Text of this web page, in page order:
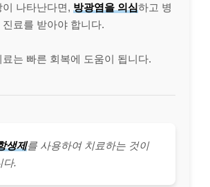
나타난다면, 방광염을 의심하고 병
료를 받아야 합니다.
는 빠른 회복에 도움이 됩니다.
생제를 사용하여 치료하는 것이
다.